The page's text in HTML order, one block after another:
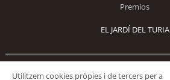
Premios
EL JARDÍ DEL TURIA
Utilitzem cookies pròpies i de tercers per a